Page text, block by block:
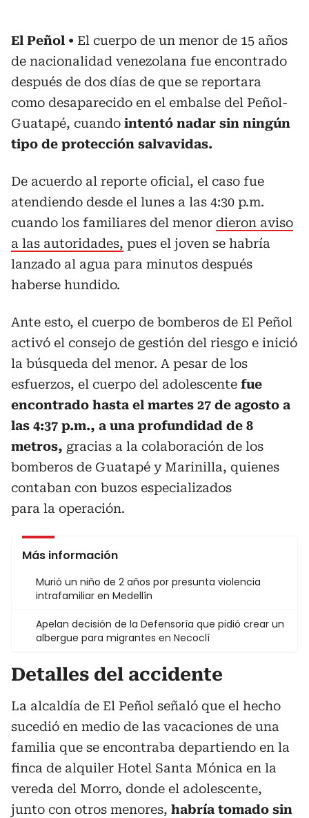
El Peñol
El cuerpo de un menor de 15 años
de nacionalidad venezolana fue encontrado
después de dos días de que se reportara
como desaparecido en el embalse del Peñol-
Guatapé, cuando intentó nadar sin ningún
tipo de protección salvavidas.
De acuerdo al reporte oficial, el caso fue
atendiendo desde el lunes a las 4:30 p.m.
cuando los familiares del menor dieron aviso
a las autoridades, pues el joven se habría
lanzado al agua para minutos después
haberse hundido.
Ante esto, el cuerpo de bomberos de El Peñol
activó el consejo de gestión del riesgo e inició
la búsqueda del menor. A pesar de los
esfuerzos, el cuerpo del adolescente fue
encontrado hasta el martes 27 de agosto a
las 4:37 p.m., a una profundidad de 8
metros, gracias a la colaboración de los
bomberos de Guatapé y Marinilla, quienes
contaban con buzos especializados
para la operación.
Más información
Murió un niño de 2 años por presunta violencia
intrafamiliar en Medellín
Apelan decisión de la Defensoría que pidió crear un
albergue para migrantes en Necoclí
Detalles del accidente
La alcaldía de El Peñol señaló que el hecho
sucedió en medio de las vacaciones de una
familia que se encontraba departiendo en la
finca de alquiler Hotel Santa Mónica en la
vereda del Morro, donde el adolescente,
junto con otros menores, habría tomado sin